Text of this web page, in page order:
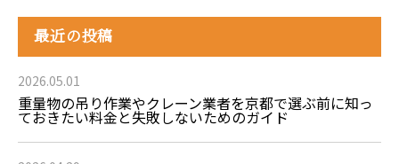
最近の投稿
2026.05.01
重量物の吊り作業やクレーン業者を京都で選ぶ前に知っ
ておきたい料金と失敗しないためのガイド